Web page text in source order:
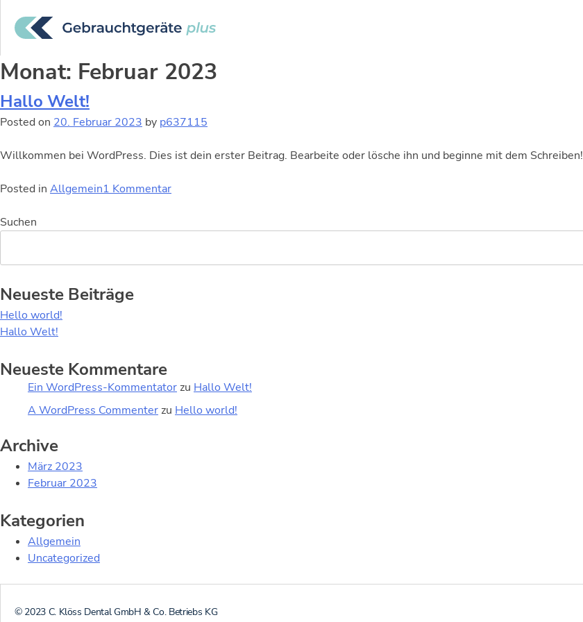
Monat: Februar 2023
Hallo Welt!
Posted on 20. Februar 2023 by p637115
Willkommen bei WordPress. Dies ist dein erster Beitrag. Bearbeite oder lösche ihn und beginne mit dem Schreiben!
Posted in Allgemein1 Kommentar
Suchen
Neueste Beiträge
Hello world!
Hallo Welt!
Neueste Kommentare
Ein WordPress-Kommentatorzu Hallo Welt!
A WordPress Commenterzu Hello world!
Archive
März 2023
Februar 2023
Kategorien
Allgemein
Uncategorized
© 2023 C. Klöss Dental GmbH & Co. Betriebs KG